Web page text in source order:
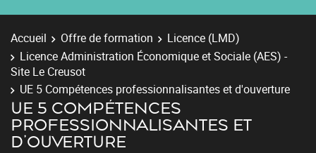
Accueil Offre de formation
Licence (LMD)
Licence Administration Économique et Sociale (AES) -
Site Le Creusot
UE 5 Compétences professionnalisantes et d'ouverture
UE 5 COMPÉTENCES
PROFESSIONNALISANTES ET
D'OUVERTURE